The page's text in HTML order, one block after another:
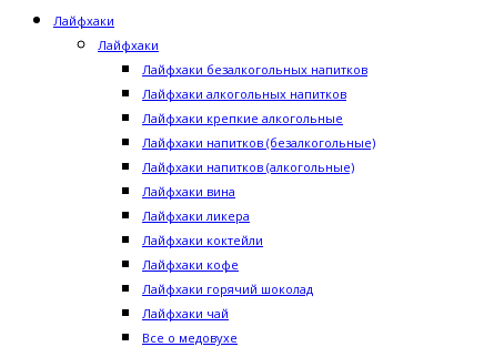
Лайфхаки
Лайфхаки
Лайфхаки безалкогольных напитков
Лайфхаки алкогольных напитков
Лайфхаки крепкие алкогольные
Лайфхаки напитков (безалкогольные)
Лайфхаки напитков (алкогольные)
Лайфхаки вина
Лайфхаки ликера
Лайфхаки коктейли
Лайфхаки кофе
Лайфхаки горячий шоколад
Лайфхаки чай
Все о медовухе